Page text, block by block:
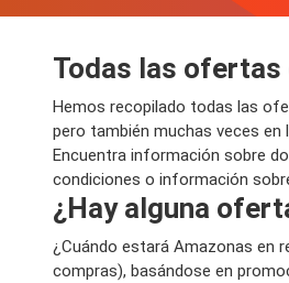
Todas las ofertas
Hemos recopilado todas las
pero también muchas veces
Encuentra información sobre
condiciones o información
¿Hay alguna
¿Cuándo estará Amazonas en
compras), basándose en